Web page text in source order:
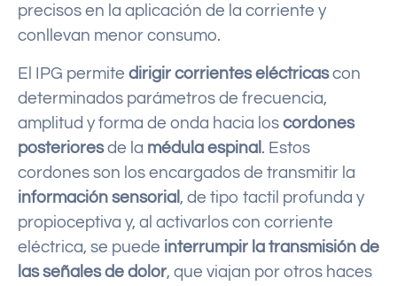
precisos en la aplicación de la corriente y
conllevan menor consumo.
El IPG permite dirigir corrientes eléctricascon
determinados parámetros de frecuencia,
amplitud y forma de onda hacia los cordones
posterioresde la médula espinal . Estos
cordones son los encargados de transmitir la
información sensorial , de tipo tactil profunda y
propioceptiva y, al activarlos con corriente
eléctrica, se puede interrumpir la transmisión de
las señales de dolor, que viajan por otros haces